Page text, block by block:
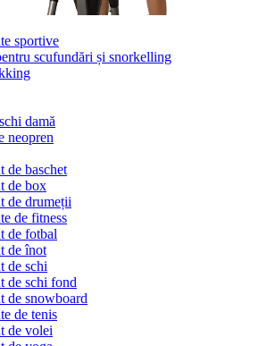
sportive
scufundări și snorkelling
damă
neopren
de baschet
de box
de drumeții
de fitness
de fotbal
de înot
de schi
de schi fond
de snowboard
de tenis
de volei